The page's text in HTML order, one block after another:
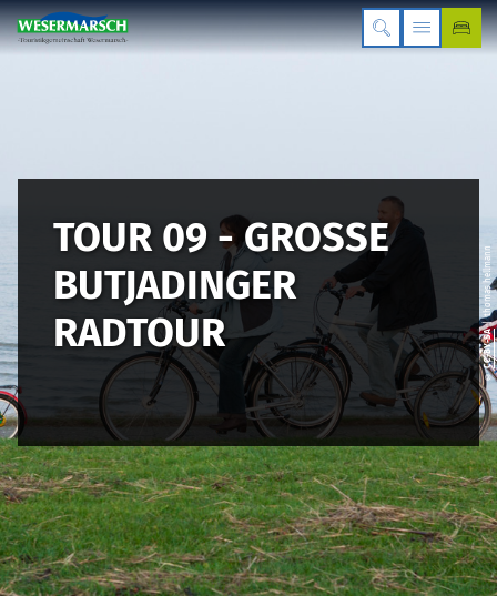
©
CC-BY-SA
| thomas hellmann
TOUR 09 - GROSSE B
UTJADINGER R
ADTOUR